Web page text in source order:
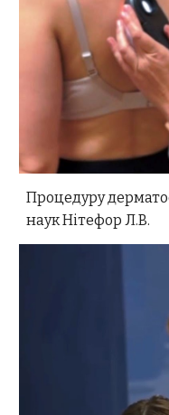
Процедуру
наук Нітефор Л.В.